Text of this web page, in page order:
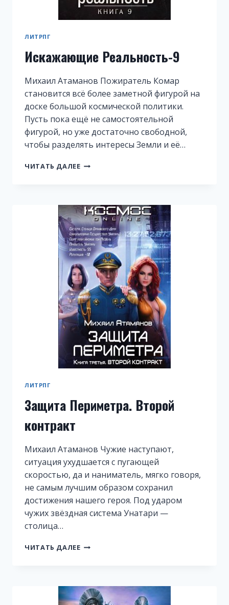
ЛИТРПГ
Искажающие Реальность-9
Михаил Атаманов Пожиратель Комар
становится всё более заметной фигурой на
доске большой космической политики.
Пусть пока ещё не самостоятельной
фигурой, но уже достаточно свободной,
чтобы разделять интересы Земли и её…
ЧИТАТЬ ДАЛЕЕ ИСКАЖАЮЩИЕ
ЛИТРПГ
Защита Периметра. Второй
контракт
Михаил Атаманов Чужие наступают,
ситуация ухудшается с пугающей
скоростью, да и наниматель, мягко говоря,
не самым лучшим образом сохранил
достижения нашего героя. Под ударом
чужих звёздная система Унатари —
столица…
ЧИТАТЬ ДАЛЕЕ ЗАЩИТА